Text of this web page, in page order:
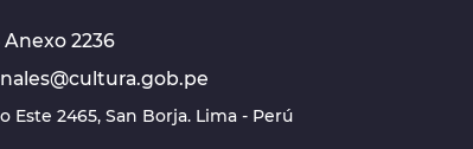
Anexo 2236
Este 2465, San Borja. Lima - Perú